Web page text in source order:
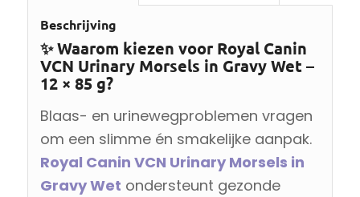
Beschrijving
✨ Waarom kiezen voor Royal Canin
VCN Urinary Morsels in Gravy Wet –
12 × 85 g?
Blaas- en urinewegproblemen vragen
om een slimme én smakelijke aanpak.
Royal Canin VCN Urinary Morsels in
Gravy Wet ondersteunt gezonde